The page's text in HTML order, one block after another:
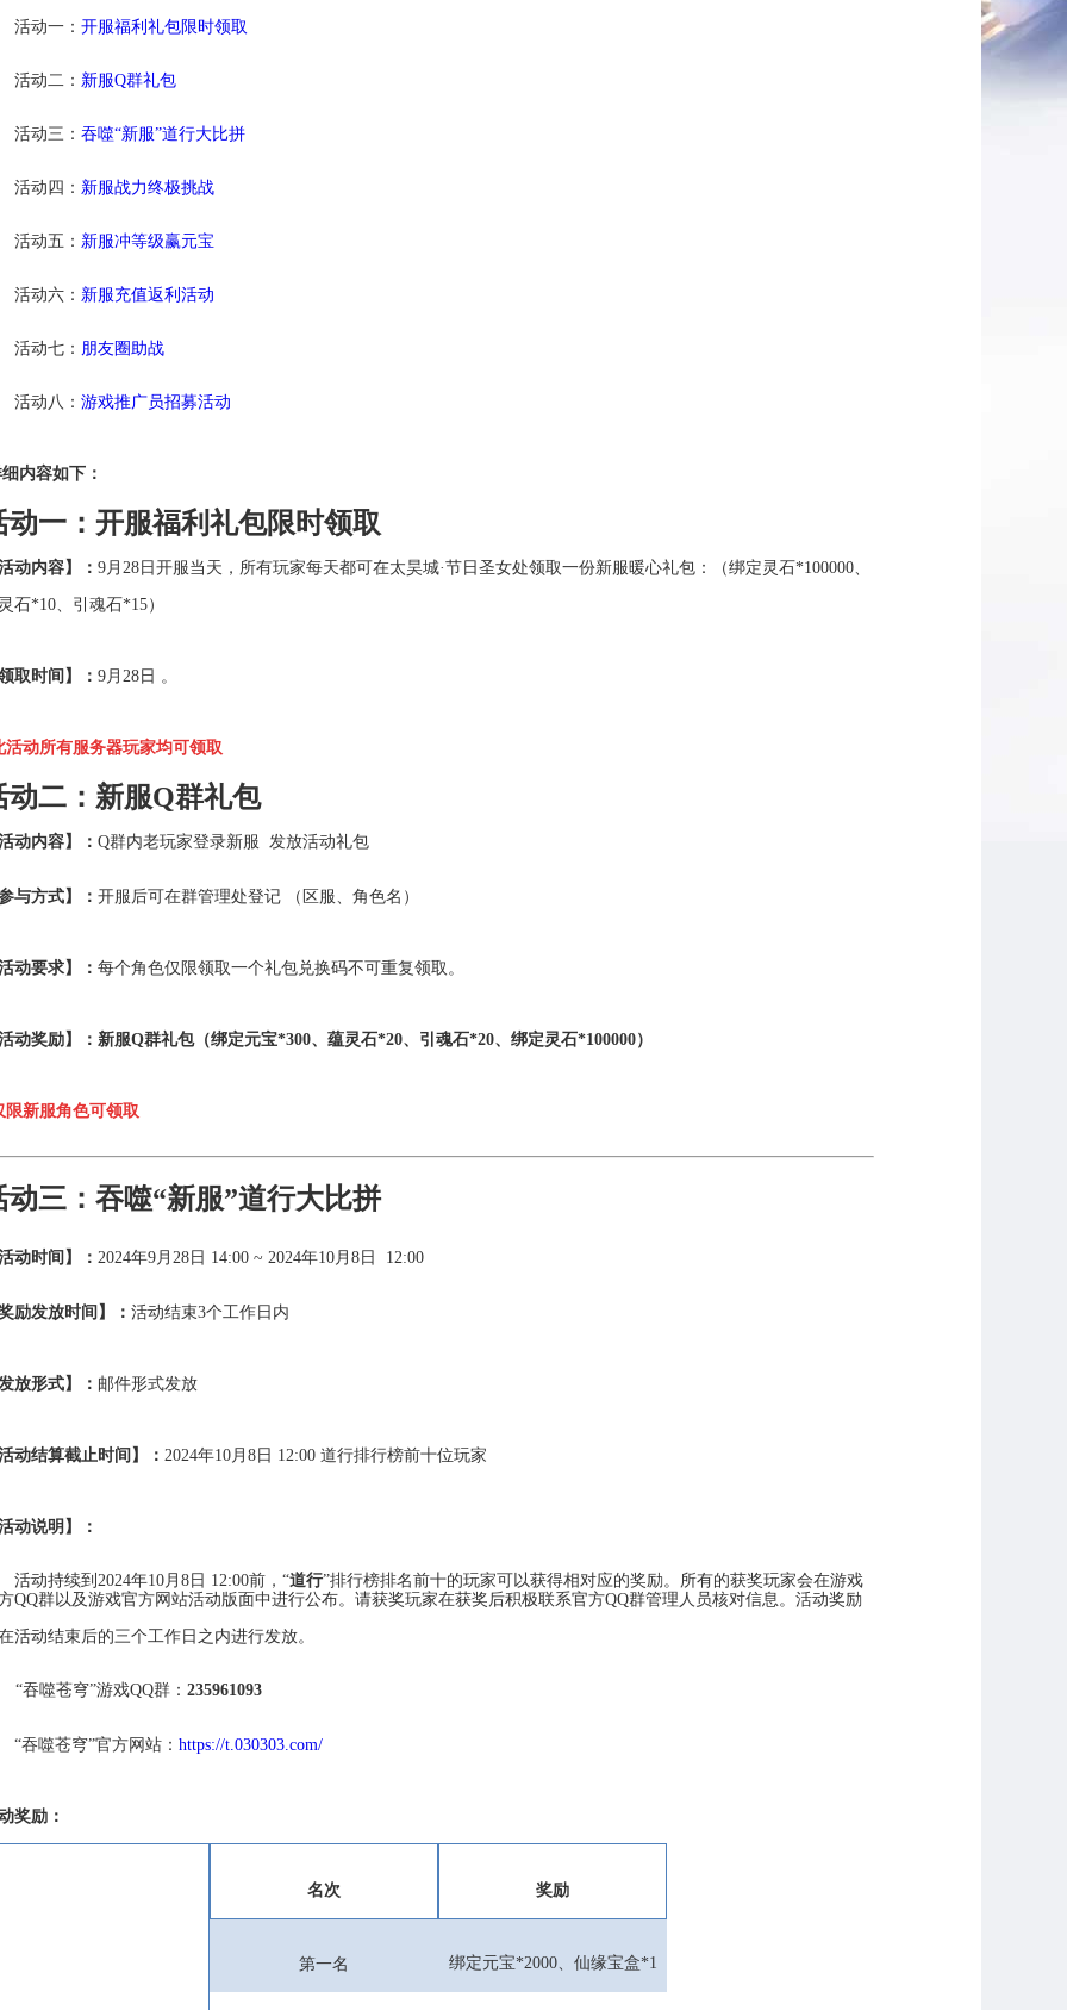
活动一： 开服福利礼包限时领取
活动二： 新服Q群礼包
活动三： 吞噬“新服”道行大比拼
活动四： 新服战力终极挑战
活动五： 新服冲等级赢元宝
活动六： 新服充值返利活动
活动七： 朋友圈助战
活动八： 游戏推广员招募活动
内容如下：
动一：开服福利礼包限时领取
动内容】： 9月 28 日开服当天，所有玩家每天都可在太昊城·节日圣女处领取一份新服暖心礼包：（绑定灵石*100000、
石*10、引魂石*15）
取时间】： 9月 28 日 。
活动所有服务器玩家均可领取
动二：新服Q群礼包
动内容】： Q群内老玩家登录新服 发放活动礼包
与方式】： 开服后可在群管理处登记 （区服、角色名）
动要求】： 每个角色仅限领取一个礼包兑换码不可重复领取。
动奖励】：新服Q群礼包（绑定元宝*300、蕴灵石*20、引魂石*20、绑定灵石*100000）
限新服角色可领取
动三：吞噬“新服”道行大比拼
动时间】： 2024年9月 28 日 14:00 ~ 2024年10月 8 日 12:00
励发放时间】： 活动结束3个工作日内
放形式】： 邮件形式发放
动结算截止时间】： 2024年10月 8 日 12:00 道行排行榜前十位玩家
动说明】：
活动持续到 2024年10月 8 日 12:00前，“道行”排行榜排名前十的玩家可以获得相对应的奖励。所有的获奖玩家会在游戏
QQ群以及游戏官方网站活动版面中进行公布。请获奖玩家在获奖后积极联系官方QQ群管理人员核对信息。活动奖励
活动结束后的三个工作日之内进行发放。
“吞噬苍穹”游戏QQ群： 235961093
“吞噬苍穹”官方网站： https://t.030303.com/
奖励：
名次 奖励
第一名 绑定元宝*2000、仙缘宝盒*1